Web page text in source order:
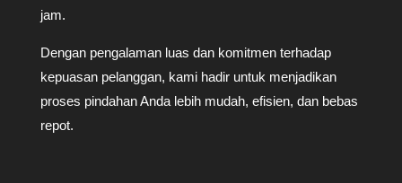
jam.
Dengan pengalaman luas dan komitmen terhadap
kepuasan pelanggan, kami hadir untuk menjadikan
proses pindahan Anda lebih mudah, efisien, dan bebas
repot.